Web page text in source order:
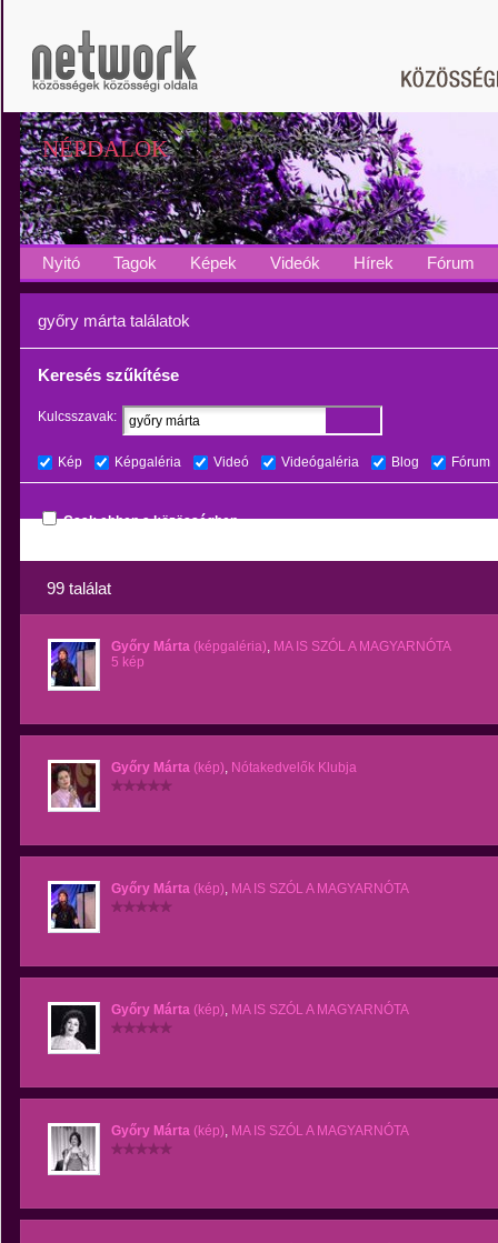
NÉPDALOK
Nyitó Tagok Képek Videók Hírek Fórum
győry márta találatok
Keresés szűkítése
Kulcsszavak:
Kép Képgaléria Videó Videógaléria Blog Fórum
Csak ebben a közösségben
99 találat
Győry Márta (képgaléria), MA IS SZÓL A MAGYARNÓTA
5 kép
Győry Márta (kép), Nótakedvelők Klubja
Győry Márta (kép), MA IS SZÓL A MAGYARNÓTA
Győry Márta (kép), MA IS SZÓL A MAGYARNÓTA
Győry Márta (kép), MA IS SZÓL A MAGYARNÓTA